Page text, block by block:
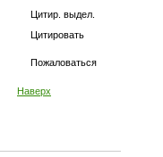
Цитир. выдел.
Цитировать
Пожаловаться
Наверх